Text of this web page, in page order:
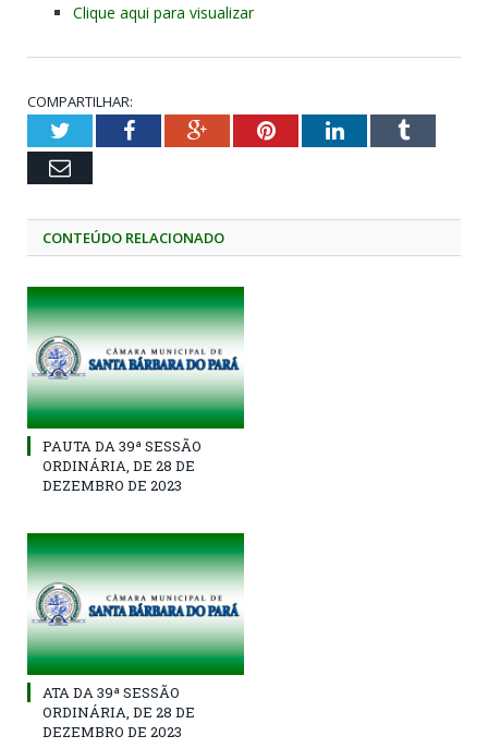
Clique aqui para visualizar
COMPARTILHAR:
TwitterFacebookGoogle+PinterestLinkedInTumblr
Email
CONTEÚDO RELACIONADO
PAUTA DA 39ª SESSÃO
ORDINÁRIA, DE 28 DE
DEZEMBRO DE 2023
ATA DA 39ª SESSÃO
ORDINÁRIA, DE 28 DE
DEZEMBRO DE 2023